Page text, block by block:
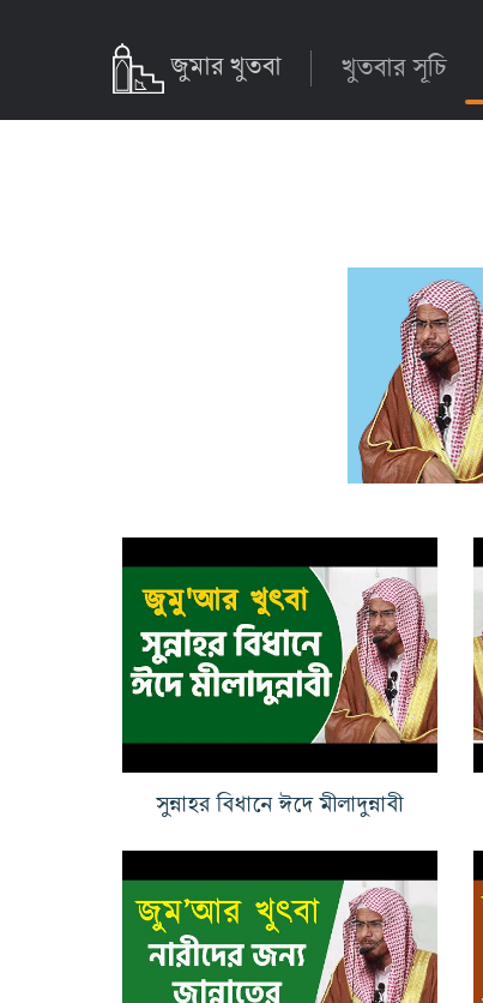
জুমার খুতবা খুতবার সূচি
সুন্নাহর বিধানে ঈদে মীলাদুন্নাবী